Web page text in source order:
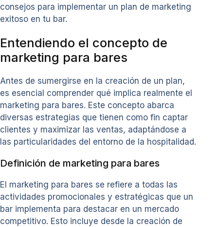
consejos para implementar un plan de marketing
exitoso en tu bar.
Entendiendo el concepto de
marketing para bares
Antes de sumergirse en la creación de un plan,
es esencial comprender qué implica realmente el
marketing para bares. Este concepto abarca
diversas estrategias que tienen como fin captar
clientes y maximizar las ventas, adaptándose a
las particularidades del entorno de la hospitalidad.
Definición de marketing para bares
El marketing para bares se refiere a todas las
actividades promocionales y estratégicas que un
bar implementa para destacar en un mercado
competitivo. Esto incluye desde la creación de